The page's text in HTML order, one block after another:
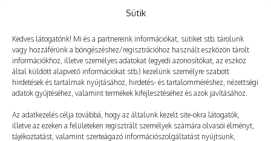
Sütik
Kedves látogatónk! Mi és a partnereink információkat, sütiket stb. tárolunk
vagy hozzáférünk a böngészéshez/regisztrációhoz használt eszközön tárolt
információkhoz, illetve személyes adatokat (egyedi azonosítókat, az eszköz
által küldött alapvető információkat stb.) kezelünk személyre szabott
hirdetések és tartalmak nyújtásához, hirdetés- és tartalomméréshez, nézettségi
adatok gyűjtéséhez, valamint termékek kifejlesztéséhez és azok javításához.
Az adatkezelés célja továbbá, hogy az általunk kezelt site-okra látogatók,
illetve az ezeken a felületeken regisztrált személyek számára olvasói élményt,
tájékoztatást, valamint szerteágazó információszolgáltatást nyújtsunk,
Még több